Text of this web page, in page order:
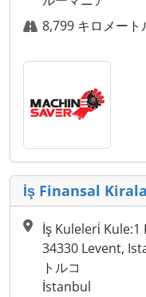
8,799 キロメート
İş Finansal
İş Kuleleri̇ Kule:1
34330 Levent,
トルコ
İstanbul